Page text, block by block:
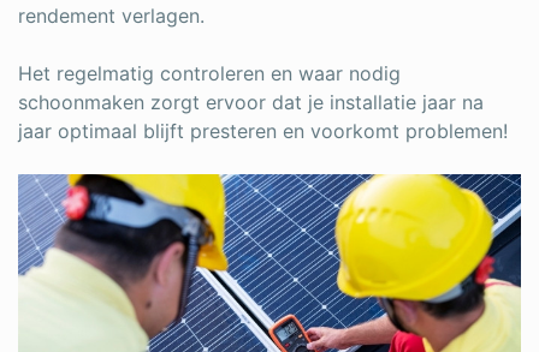
rendement verlagen.
Het regelmatig controleren en waar nodig
schoonmaken zorgt ervoor dat je installatie jaar na
jaar optimaal blijft presteren en voorkomt problemen!